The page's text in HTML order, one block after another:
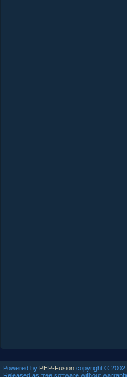
Powered by PHP-Fusion copyright © 2002
Released as free software without